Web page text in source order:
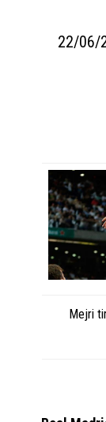
22/06/
Mejri